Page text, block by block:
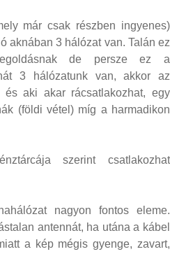
már csak részben ingyenes)
aknában 3 hálózat van. Talán ez
de persze ez a
3 hálózatunk van, akkor az
aki akar rácsatlakozhat, egy
(földi vétel) míg a harmadikon
szerint csatlakozhat
nagyon fontos eleme.
antennát, ha utána a kábel
a kép mégis gyenge, zavart,